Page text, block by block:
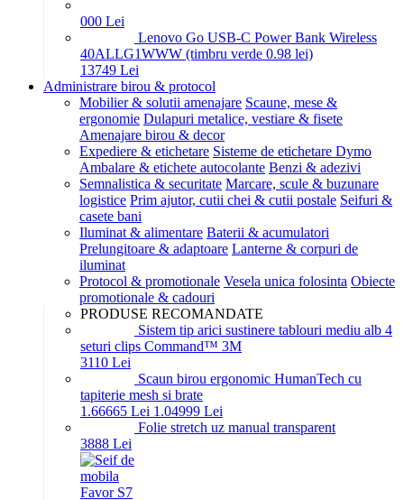
000 Lei
Lenovo Go USB-C Power Bank Wireless
40ALLG1WWW (timbru verde 0.98 lei)
13749 Lei
Administrare birou & protocol
Mobilier & solutii amenajare Scaune, mese &
ergonomie Dulapuri metalice, vestiare & fisete
Amenajare birou & decor
Expediere & etichetare Sisteme de etichetare Dymo
Ambalare & etichete autocolante Benzi & adezivi
Semnalistica & securitate Marcare, scule & buzunare
logistice Prim ajutor, cutii chei & cutii postale Seifuri &
casete bani
Iluminat & alimentare Baterii & acumulatori
Prelungitoare & adaptoare Lanterne & corpuri de
iluminat
Protocol & promotionale Vesela unica folosinta Obiecte
promotionale & cadouri
PRODUSE RECOMANDATE
Sistem tip arici sustinere tablouri mediu alb 4
seturi clips Command™ 3M
3110 Lei
Scaun birou ergonomic HumanTech cu
tapiterie mesh si brate
1.66665 Lei 1.04999 Lei
Folie stretch uz manual transparent
3888 Lei